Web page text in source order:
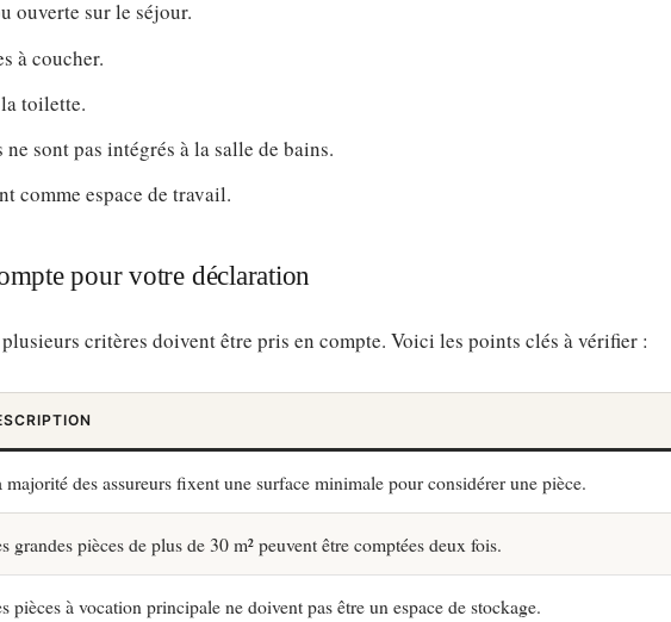
ouverte sur le séjour.
à coucher.
toilette.
ne sont pas intégrés à la salle de bains.
comme espace de travail.
pour votre déclaration
critères doivent être pris en compte. Voici les points clés à vérifier :
majorité des assureurs fixent une surface minimale pour considérer une pièce.
grandes pièces de plus de 30 m² peuvent être comptées deux fois.
pièces à vocation principale ne doivent pas être un espace de stockage.